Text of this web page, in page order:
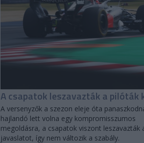
A csapatok leszavazták a pilóták
A versenyzők a szezon eleje óta
hajlandó lett volna egy kompromisszumos
megoldásra, a csapatok viszont leszavazták
javaslatot, így nem változik a szabály.